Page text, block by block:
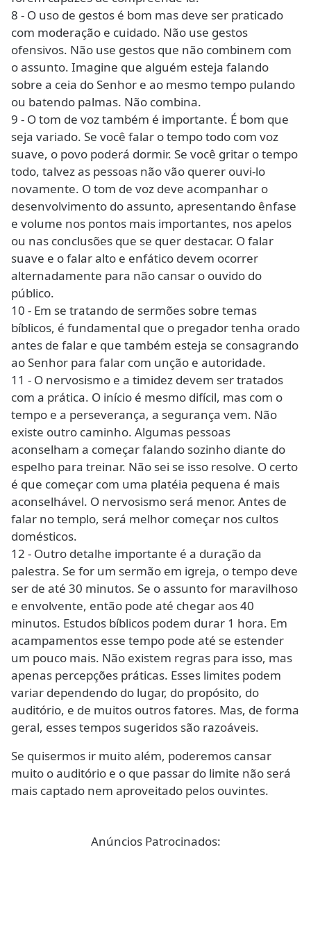
8 - O uso de gestos é bom mas deve ser praticado
com moderação e cuidado. Não use gestos
ofensivos. Não use gestos que não combinem com
o assunto. Imagine que alguém esteja falando
sobre a ceia do Senhor e ao mesmo tempo pulando
ou batendo palmas. Não combina.
9 - O tom de voz também é importante. É bom que
seja variado. Se você falar o tempo todo com voz
suave, o povo poderá dormir. Se você gritar o tempo
todo, talvez as pessoas não vão querer ouvi-lo
novamente. O tom de voz deve acompanhar o
desenvolvimento do assunto, apresentando ênfase
e volume nos pontos mais importantes, nos apelos
ou nas conclusões que se quer destacar. O falar
suave e o falar alto e enfático devem ocorrer
alternadamente para não cansar o ouvido do
público.
10 - Em se tratando de sermões sobre temas
bíblicos, é fundamental que o pregador tenha orado
antes de falar e que também esteja se consagrando
ao Senhor para falar com unção e autoridade.
11 - O nervosismo e a timidez devem ser tratados
com a prática. O início é mesmo difícil, mas com o
tempo e a perseverança, a segurança vem. Não
existe outro caminho. Algumas pessoas
aconselham a começar falando sozinho diante do
espelho para treinar. Não sei se isso resolve. O certo
é que começar com uma platéia pequena é mais
aconselhável. O nervosismo será menor. Antes de
falar no templo, será melhor começar nos cultos
domésticos.
12 - Outro detalhe importante é a duração da
palestra. Se for um sermão em igreja, o tempo deve
ser de até 30 minutos. Se o assunto for maravilhoso
e envolvente, então pode até chegar aos 40
minutos. Estudos bíblicos podem durar 1 hora. Em
acampamentos esse tempo pode até se estender
um pouco mais. Não existem regras para isso, mas
apenas percepções práticas. Esses limites podem
variar dependendo do lugar, do propósito, do
auditório, e de muitos outros fatores. Mas, de forma
geral, esses tempos sugeridos são razoáveis.
Se quisermos ir muito além, poderemos cansar
muito o auditório e o que passar do limite não será
mais captado nem aproveitado pelos ouvintes.
Anúncios Patrocinados: